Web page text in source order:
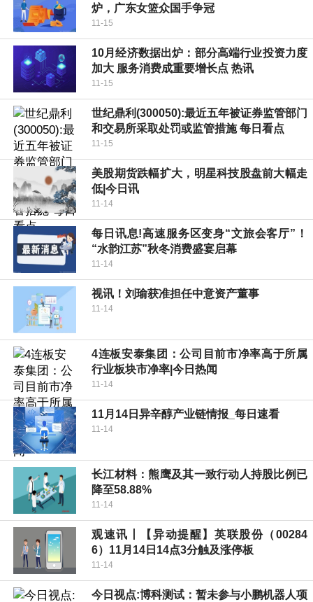
炉，广东女篮众国手争冠
11-15
10月经济数据出炉：部分高端行业投资力度
加大 服务消费成重要增长点 热讯
11-15
世纪鼎利(300050):最近五年被证券监管部门
和交易所采取处罚或监管措施 每日看点
11-15
美股期货跌幅扩大，明星科技股盘前大幅走
低|今日讯
11-14
每日讯息!高速服务区变身“文旅会客厅”！
“水韵江苏”秋冬消费盛宴启幕
11-14
视讯！刘瑜获准担任中意资产董事
11-14
4连板安泰集团：公司目前市净率高于所属
行业板块市净率|今日热闻
11-14
11月14日异辛醇产业链情报_每日速看
11-14
长江材料：熊鹰及其一致行动人持股比例已
降至58.88%
11-14
观速讯丨【异动提醒】英联股份（00284
6）11月14日14点3分触及涨停板
11-14
今日视点:博科测试：暂未参与小鹏机器人项